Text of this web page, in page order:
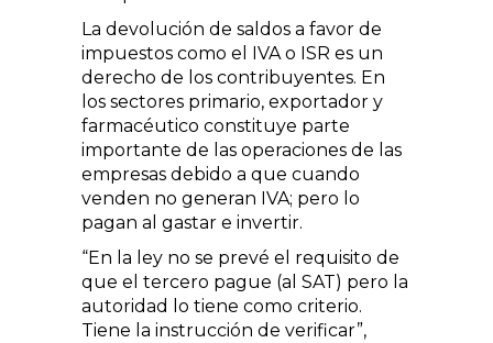
La devolución de saldos a favor de
impuestos como el IVA o ISR es un
derecho de los contribuyentes. En
los sectores primario, exportador y
farmacéutico constituye parte
importante de las operaciones de las
empresas debido a que cuando
venden no generan IVA; pero lo
pagan al gastar e invertir.
“En la ley no se prevé el requisito de
que el tercero pague (al SAT) pero la
autoridad lo tiene como criterio.
Tiene la instrucción de verificar”,